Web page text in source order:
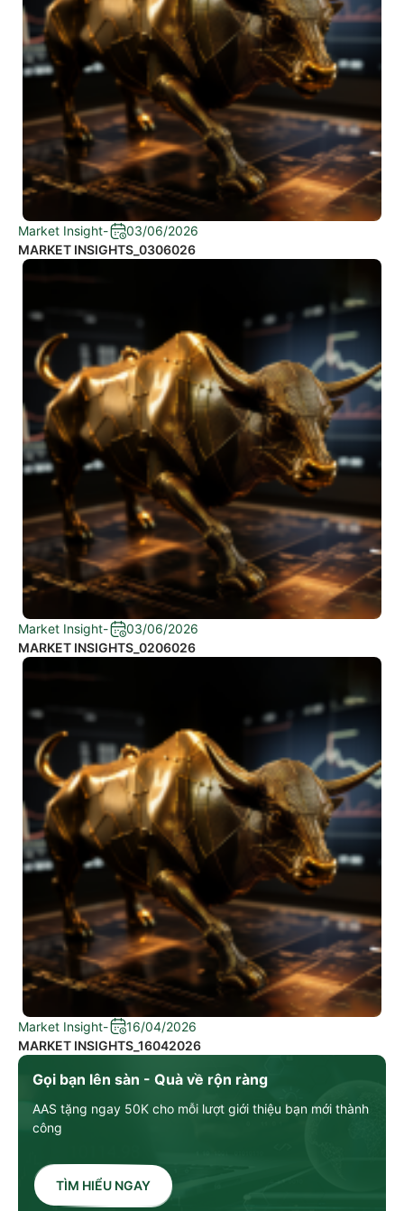
Gọi bạn lên sàn - Quà về rộn ràng
AAS tặng ngay 50K cho mỗi lượt giới thiệu bạn mới thành
công
TÌM HIỂU NGAY
Market Insight-
03/06/2026
MARKET INSIGHTS_0306026
Market Insight-
03/06/2026
MARKET INSIGHTS_0206026
Market Insight-
16/04/2026
MARKET INSIGHTS_16042026